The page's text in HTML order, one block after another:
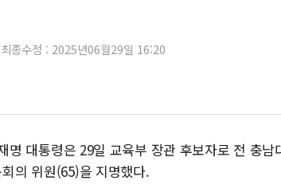
최종수정 : 2025년06월29일 16:20
대통령은 29일 교육부 장관 후보자로 전 충남
의 위원(65)을 지명했다.